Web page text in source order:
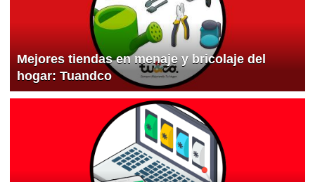
Mejores tiendas en menaje y bricolaje del
hogar: Tuandco